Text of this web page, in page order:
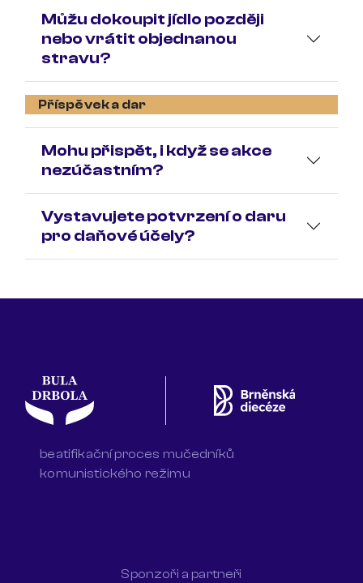
Můžu dokoupit jídlo později
nebo vrátit objednanou
stravu?
Příspěvek a dar
Mohu přispět, i když se akce
nezúčastním?
Vystavujete potvrzení o daru
pro daňové účely?
beatifikační proces mučedníků
komunistického režimu
Sponzoři a partneři